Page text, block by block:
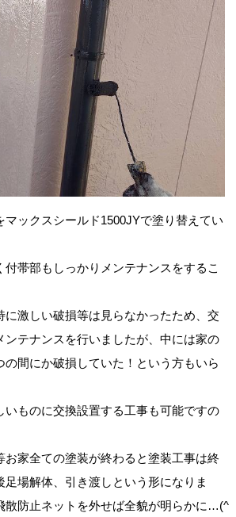
マックスシールド1500JYで塗り替えてい
帯部もしっかりメンテナンスをするこ
に激しい破損等は見らなかったため、交
ンテナンスを行いましたが、中には家の
の間にか破損していた！ という方もいら
いものに交換設置する工事も可能ですの
お家全ての塗装が終わると塗装工事は終
足場解体、引き渡しという形になりま
散防止ネットを外せば全貌が明らかに…(^